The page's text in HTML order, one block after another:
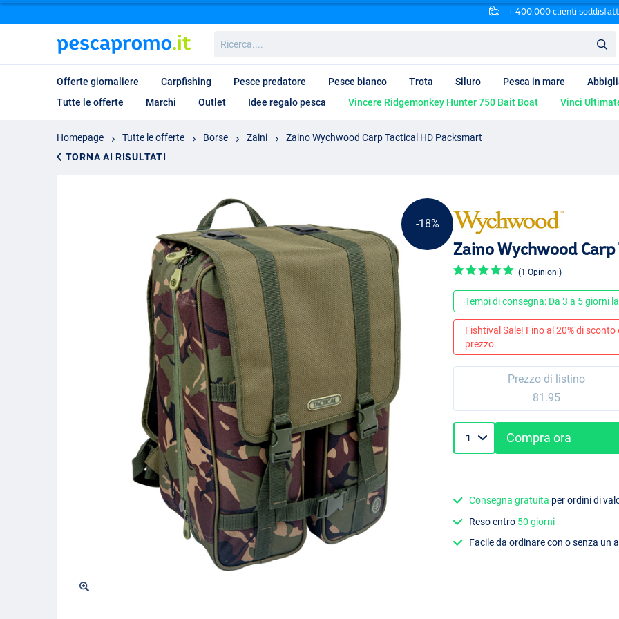
+ 400.000 clienti
Offerte giornaliere Carpfishing Pesce predatore Pesce bianco Trota Siluro Pesca in mare
Tutte le offerte
Marchi Outlet Idee regalo pesca Vincere Ridgemonkey Hunter 750 Bait Boat Vinci
Homepage Tutte le offerte Borse Zaini
Zaino Wychwood Carp Tactical HD Packsmart
TORNA AI RISULTATI
-18%
Zaino Wychwood
(1 Opinioni)
Tempi di consegna: Da 3 a 5 giorni
Fishtival Sale! Fino al 20% di
prezzo.
Prezzo di listino
81.95
Compra ora
Consegna gratuita per ordini di
Reso entro 50 giorni
Facile da ordinare con o senza un